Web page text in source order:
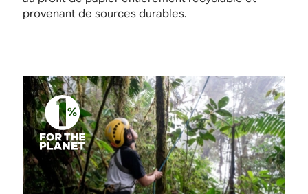
provenant de sources durables.